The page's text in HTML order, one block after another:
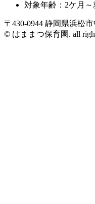
対象年齢：2ケ月
〒430-0944 静岡県浜松
© はままつ保育園. all